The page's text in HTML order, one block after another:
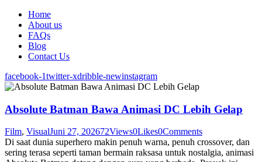
Home
About us
FAQs
Blog
Contact Us
facebook-1twitter-xdribble-newinstagram
Absolute Batman Bawa Animasi DC Lebih Gelap
Film, VisualJuni 27, 202672Views0Likes0Comments
Di saat dunia superhero makin penuh warna, penuh crossover, dan
sering terasa seperti taman bermain raksasa untuk nostalgia, animasi